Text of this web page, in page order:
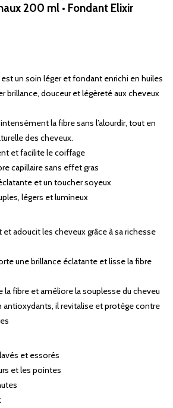
200 ml • Fondant Elixir
un soin léger et fondant enrichi en huiles
brillance, douceur et légèreté aux cheveux
la fibre sans l’alourdir, tout en
des cheveux.
et facilite le coiffage
capillaire sans effet gras
et un toucher soyeux
légers et lumineux
et adoucit les cheveux grâce à sa richesse
une brillance éclatante et lisse la fibre
la fibre et améliore la souplesse du cheveu
antioxydants, il revitalise et protège contre
et essorés
et les pointes